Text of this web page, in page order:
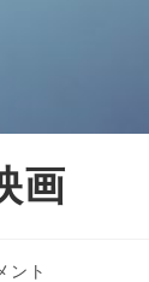
画
ント